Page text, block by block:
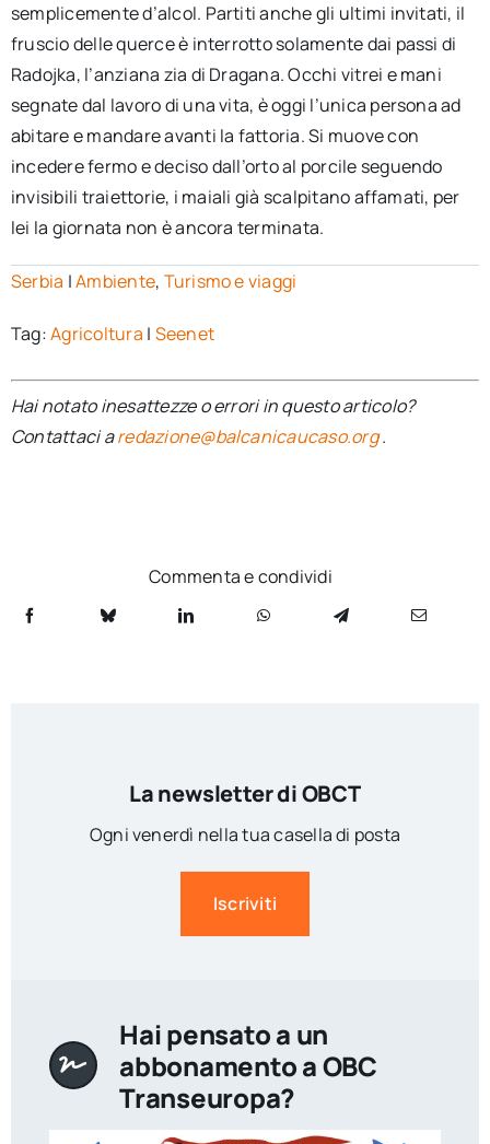
semplicemente d’alcol. Partiti anche gli ultimi invitati, il
fruscio delle querce è interrotto solamente dai passi di
Radojka, l’anziana zia di Dragana. Occhi vitrei e mani
segnate dal lavoro di una vita, è oggi l’unica persona ad
abitare e mandare avanti la fattoria. Si muove con
incedere fermo e deciso dall’orto al porcile seguendo
invisibili traiettorie, i maiali già scalpitano affamati, per
lei la giornata non è ancora terminata.
Serbia |Ambiente, Turismo e viaggi
Tag:Agricoltura | Seenet
Hai notato inesattezze o errori in questo articolo?
Contattaci aredazione@balcanicaucaso.org.
Commenta e condividi
La newsletter di OBCT
Ogni venerdì nella tua casella di posta
Iscriviti
Hai pensato a un
abbonamento a OBC
Transeuropa?